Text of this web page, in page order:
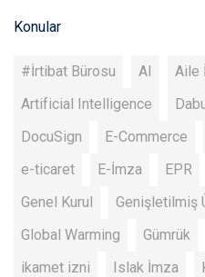
Konular
#İrtibat Bürosu AI
Aile
Artificial Intelligence
DocuSign
E-Commerce
e-ticaret
E-İmza EPR
Genel Kurul
Genişletilmiş
Global Warming
Gümrük
ikamet izni
Islak İmza